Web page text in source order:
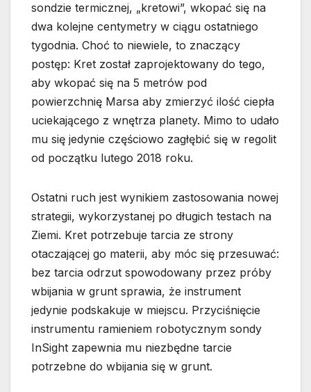
sondzie termicznej, „kretowi”, wkopać się na
dwa kolejne centymetry w ciągu ostatniego
tygodnia. Choć to niewiele, to znaczący
postęp: Kret został zaprojektowany do tego,
aby wkopać się na 5 metrów pod
powierzchnię Marsa aby zmierzyć ilość ciepła
uciekającego z wnętrza planety. Mimo to udało
mu się jedynie częściowo zagłębić się w regolit
od początku lutego 2018 roku.
Ostatni ruch jest wynikiem zastosowania nowej
strategii, wykorzystanej po długich testach na
Ziemi. Kret potrzebuje tarcia ze strony
otaczającej go materii, aby móc się przesuwać:
bez tarcia odrzut spowodowany przez próby
wbijania w grunt sprawia, że instrument
jedynie podskakuje w miejscu. Przyciśnięcie
instrumentu ramieniem robotycznym sondy
InSight zapewnia mu niezbędne tarcie
potrzebne do wbijania się w grunt.